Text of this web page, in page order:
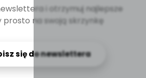
i otrzymuj najlepsze
prosto na swoją skrzynkę
się do newslettera